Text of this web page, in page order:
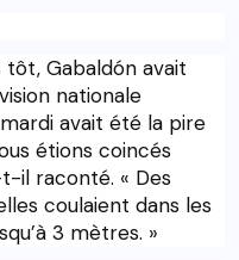
tôt, Gabaldón avait
nationale
avait été la pire
étions coincés
il raconté. « Des
coulaient dans les
3 mètres. »